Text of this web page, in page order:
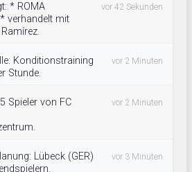
* ROMA
* verhandelt mit
vor 42 Sekunden
Konditionstraining
Stunde.
vor 2 Minuten
Spieler von FC
vor 2 Minuten
Lübeck (GER)
vor 3 Minuten